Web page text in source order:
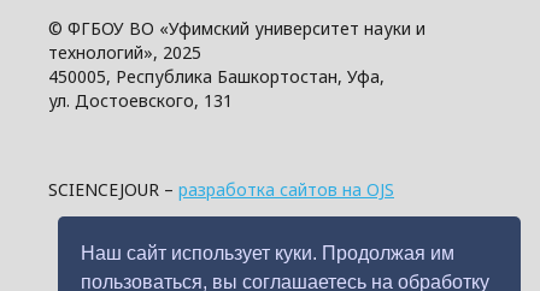
Наш сайт использует куки. Продолжая им
пользоваться, вы соглашаетесь на обработку
© ФГБОУ ВО «Уфимский университет науки и
технологий», 2025
450005, Республика Башкортостан, Уфа,
ул. Достоевского, 131
SCIENCEJOUR – разработка сайтов на OJS